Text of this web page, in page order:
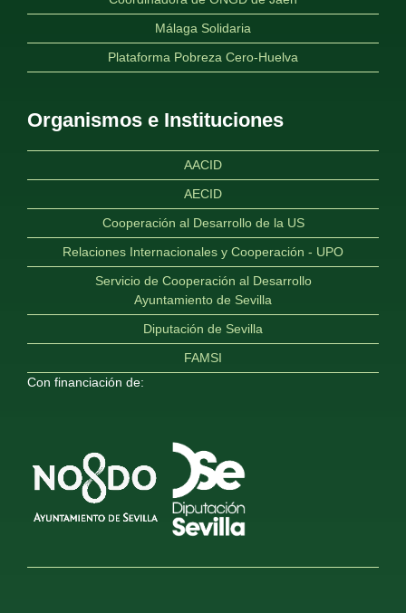
Málaga Solidaria
Plataforma Pobreza Cero-Huelva
Organismos e Instituciones
AACID
AECID
Cooperación al Desarrollo de la US
Relaciones Internacionales y Cooperación - UPO
Servicio de Cooperación al Desarrollo
Ayuntamiento de Sevilla
Diputación de Sevilla
FAMSI
Con financiación de: